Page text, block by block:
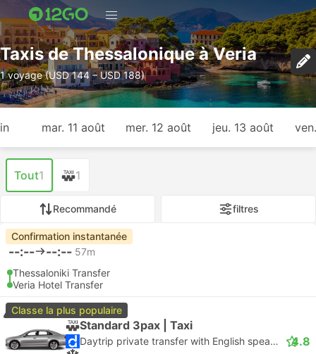
Taxis de Thessalonique à Veria
1 voyage (USD 144 – USD 188)
mar. 11 août mer. 12 août jeu. 13 août
Tout1 1
Recommandé filtres
Confirmation instantanée
--:-- --:-- 57m
Thessaloniki Transfer
Veria Hotel Transfer
Classe la plus populaire
Standard 3pax | Taxi
Daytrip private transfer with English speaking driver 4.8